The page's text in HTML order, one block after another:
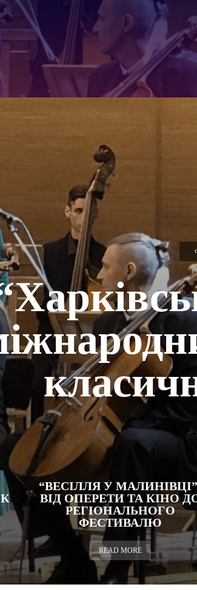
“ВЕСІЛЛЯ У
ВІД ОПЕРЕТИ ТА КІНО
РЕГІОНАЛЬНОГО
ФЕСТИВАЛЮ
READ MORE